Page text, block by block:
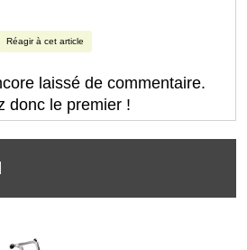
Réagir à cet article
laissé de commentaire.
donc le premier !